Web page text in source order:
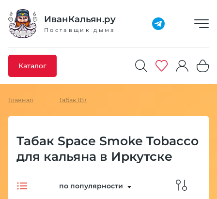
ИванКальян.ру
Поставщик дыма
Каталог
Добавлено максимальное кол-во товара
Главная Табак 18+
Табак Space Smoke Tobacco
для кальяна в Иркутске
по популярности